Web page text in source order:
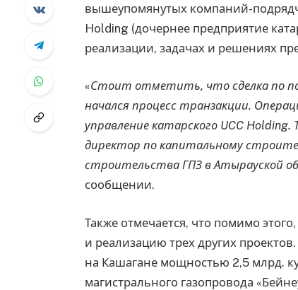
вышеупомянутых компаний-
Holding (дочернее предприятие
реализации, задачах и решениях
«Стоит отметить, что сделка по
начался процесс транзакции.
управление катарского UCC
директор по капитальному
строительства ГПЗ в Атырауской
сообщении.
Также отмечается, что помимо
и реализацию трех других
на Кашагане мощностью 2,5 млрд.
магистрального газопровода